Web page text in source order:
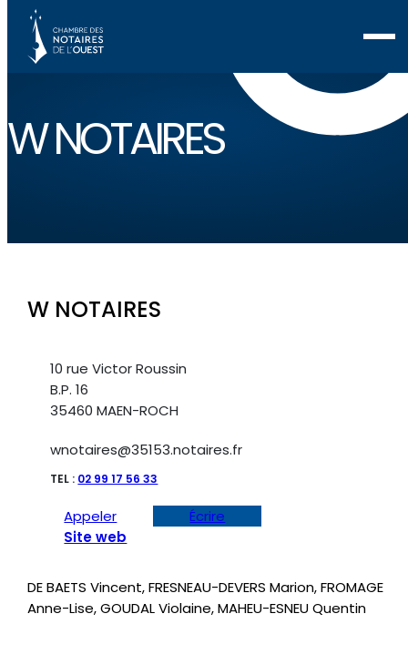
W NOTAIRES
W NOTAIRES
10 rue Victor Roussin
B.P. 16
35460 MAEN-ROCH
wnotaires@35153.notaires.fr
TEL : 02 99 17 56 33
Appeler
Écrire
Site web
DE BAETS Vincent, FRESNEAU-DEVERS Marion, FROMAGE
Anne-Lise, GOUDAL Violaine, MAHEU-ESNEU Quentin